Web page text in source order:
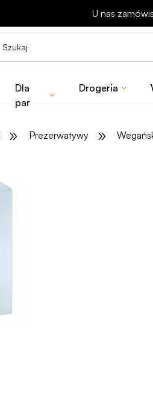
Dla
par
Drogeria
» Prezerwatywy »